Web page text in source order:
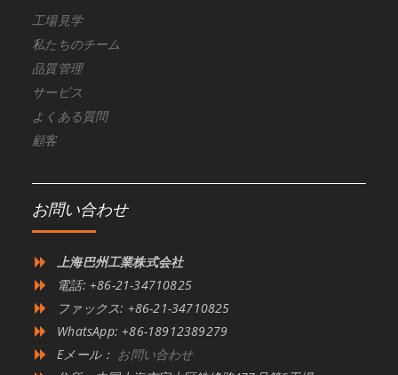
工場見学
私たちのチーム
品質管理
サービス
よくある質問
顧客
お問い合わせ
上海巴州工業株式会社
電話: +86-21-34710825
ファックス: +86-21-34710825
WhatsApp: +86-18912389279
Eメール： お問い合わせ